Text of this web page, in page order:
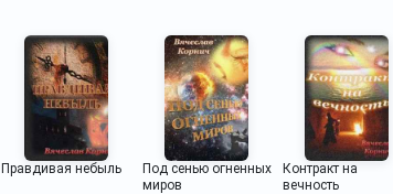
Правдивая небыль
Под сенью огненных
миров
Контракт на
вечность